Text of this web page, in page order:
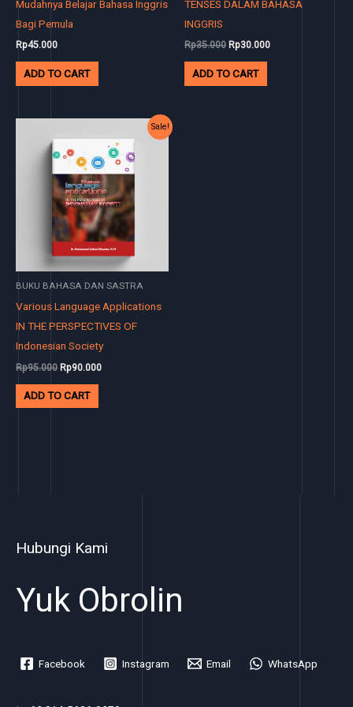
Mudahnya Belajar Bahasa Inggris
Bagi Pemula
Rp45.000
ADD TO CART
TENSES DALAM BAHASA
INGGRIS
Rp35.000 Rp30.000
ADD TO CART
Sale!
BUKU BAHASA DAN SASTRA
Various Language Applications
IN THE PERSPECTIVES OF
Indonesian Society
Rp95.000
price
was:
Rp95.000.
Rp90.000
price
is:
Rp90.000.
ADD TO CART
Hubungi Kami
Yuk Obrolin
Facebook Instagram Email WhatsApp